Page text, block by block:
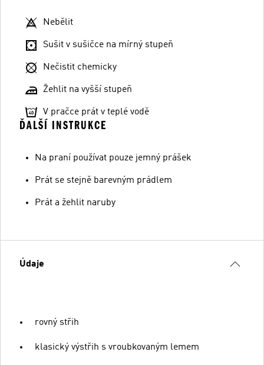
Nebělit
Sušit v sušičce na mírný stupeň
Nečistit chemicky
Žehlit na vyšší stupeň
V pračce prát v teplé vodě
ĎALŠÍ INSTRUKCE
Na praní používat pouze jemný prášek
Prát se stejně barevným prádlem
Prát a žehlit naruby
Údaje
rovný střih
klasický výstřih s vroubkovaným lemem